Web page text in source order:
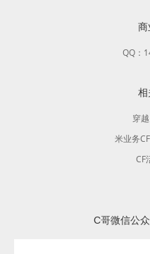
商
QQ：
相
穿
米业务
CF
C哥微信公